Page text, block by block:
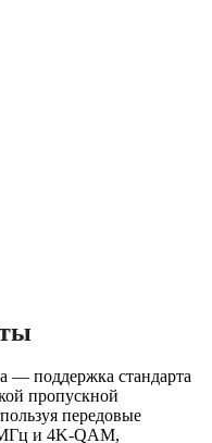
— поддержка стандарта
пропускной
передовые
МГц и 4K-QAM,